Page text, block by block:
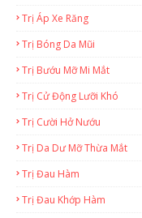
Trị Áp Xe Răng
Trị Bóng Da Mũi
Trị Bướu Mỡ Mi Mắt
Trị Cử Động Lưỡi Khó
Trị Cười Hở Nướu
Trị Da Dư Mỡ Thừa Mắt
Trị Đau Hàm
Trị Đau Khớp Hàm